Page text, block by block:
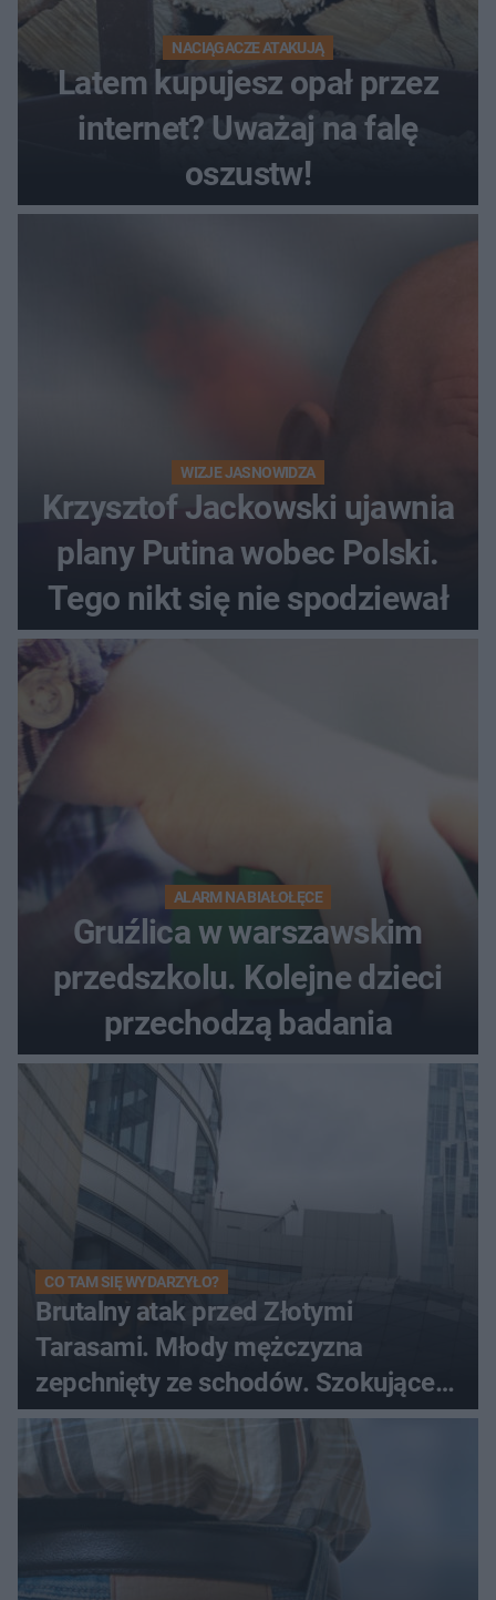
NACIĄGACZE ATAKUJĄ
Latem kupujesz opał przez
internet? Uważaj na falę
oszustw!
WIZJE JASNOWIDZA
Krzysztof Jackowski ujawnia
plany Putina wobec Polski.
Tego nikt się nie spodziewał
ALARM NA BIAŁOŁĘCE
Gruźlica w warszawskim
przedszkolu. Kolejne dzieci
przechodzą badania
CO TAM SIĘ WYDARZYŁO?
Brutalny atak przed Złotymi
Tarasami. Młody mężczyzna
zepchnięty ze schodów. Szokujące
nagranie krąży po sieci